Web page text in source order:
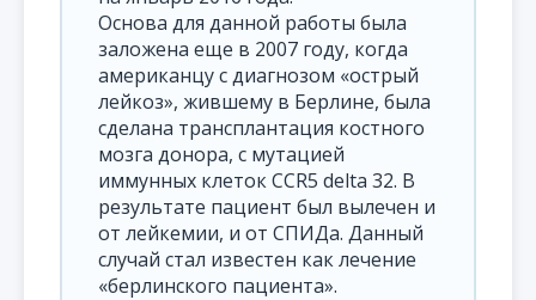
Основа для данной работы была
заложена еще в 2007 году, когда
американцу с диагнозом «острый
лейкоз», жившему в Берлине, была
сделана трансплантация костного
мозга донора, с мутацией
иммунных клеток CCR5 delta 32. В
результате пациент был вылечен и
от лейкемии, и от СПИДа. Данный
случай стал известен как лечение
«берлинского пациента».